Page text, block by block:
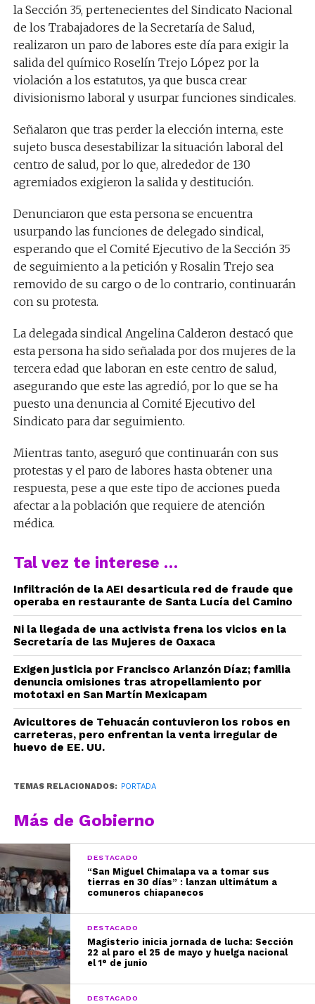
la Sección 35, pertenecientes del Sindicato Nacional
de los Trabajadores de la Secretaría de Salud,
realizaron un paro de labores este día para exigir la
salida del químico Roselín Trejo López por la
violación a los estatutos, ya que busca crear
divisionismo laboral y usurpar funciones sindicales.
Señalaron que tras perder la elección interna, este
sujeto busca desestabilizar la situación laboral del
centro de salud, por lo que, alrededor de 130
agremiados exigieron la salida y destitución.
Denunciaron que esta persona se encuentra
usurpando las funciones de delegado sindical,
esperando que el Comité Ejecutivo de la Sección 35
de seguimiento a la petición y Rosalin Trejo sea
removido de su cargo o de lo contrario, continuarán
con su protesta.
La delegada sindical Angelina Calderon destacó que
esta persona ha sido señalada por dos mujeres de la
tercera edad que laboran en este centro de salud,
asegurando que este las agredió, por lo que se ha
puesto una denuncia al Comité Ejecutivo del
Sindicato para dar seguimiento.
Mientras tanto, aseguró que continuarán con sus
protestas y el paro de labores hasta obtener una
respuesta, pese a que este tipo de acciones pueda
afectar a la población que requiere de atención
médica.
Tal vez te interese …
Infiltración de la AEI desarticula red de fraude que
operaba en restaurante de Santa Lucía del Camino
Ni la llegada de una activista frena los vicios en la
Secretaría de las Mujeres de Oaxaca
Exigen justicia por Francisco Arlanzón Díaz; familia
denuncia omisiones tras atropellamiento por
mototaxi en San Martín Mexicapam
Avicultores de Tehuacán contuvieron los robos en
carreteras, pero enfrentan la venta irregular de
huevo de EE. UU.
TEMAS RELACIONADOS: PORTADA
Más de Gobierno
DESTACADO
“San Miguel Chimalapa va a tomar sus
tierras en 30 días” : lanzan ultimátum a
comuneros chiapanecos
DESTACADO
Magisterio inicia jornada de lucha: Sección
22 al paro el 25 de mayo y huelga nacional
el 1° de junio
DESTACADO